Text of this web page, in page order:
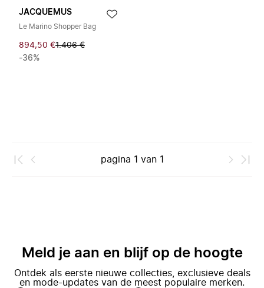
JACQUEMUS
Le Marino Shopper Bag
894,50 €1.406 €
-36%
pagina 1 van 1
Meld je aan en blijf op de hoogte
Ontdek als eerste nieuwe collecties, exclusieve deals
en mode-updates van de meest populaire merken.